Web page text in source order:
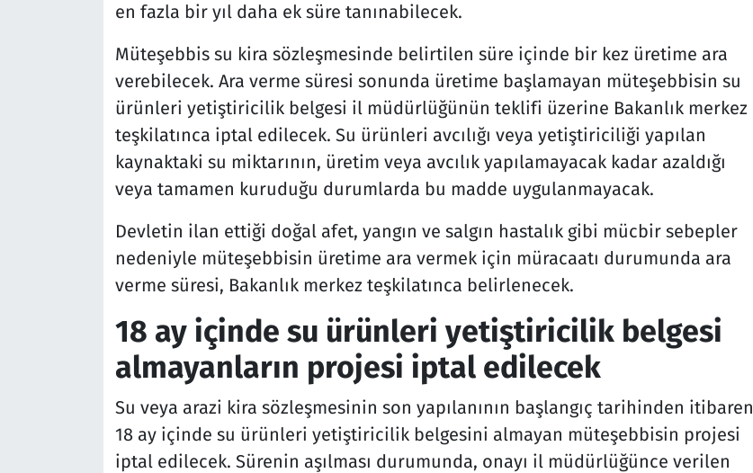
en fazla bir yıl daha ek süre tanınabilecek.
Müteşebbis su kira sözleşmesinde belirtilen süre içinde bir kez üretime ara
verebilecek. Ara verme süresi sonunda üretime başlamayan müteşebbisin su
ürünleri yetiştiricilik belgesi il müdürlüğünün teklifi üzerine Bakanlık merkez
teşkilatınca iptal edilecek. Su ürünleri avcılığı veya yetiştiriciliği yapılan
kaynaktaki su miktarının, üretim veya avcılık yapılamayacak kadar azaldığı
veya tamamen kuruduğu durumlarda bu madde uygulanmayacak.
Devletin ilan ettiği doğal afet, yangın ve salgın hastalık gibi mücbir sebepler
nedeniyle müteşebbisin üretime ara vermek için müracaatı durumunda ara
verme süresi, Bakanlık merkez teşkilatınca belirlenecek.
18 ay içinde su ürünleri yetiştiricilik belgesi
almayanların projesi iptal edilecek
Su veya arazi kira sözleşmesinin son yapılanının başlangıç tarihinden itibaren
18 ay içinde su ürünleri yetiştiricilik belgesini almayan müteşebbisin projesi
iptal edilecek. Sürenin aşılması durumunda, onayı il müdürlüğünce verilen